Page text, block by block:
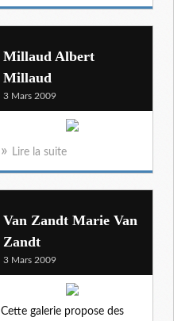
Millaud Albert
Millaud
3 Mars 2009
Lire la suite
Van Zandt Marie Van
Zandt
3 Mars 2009
Cette galerie propose des